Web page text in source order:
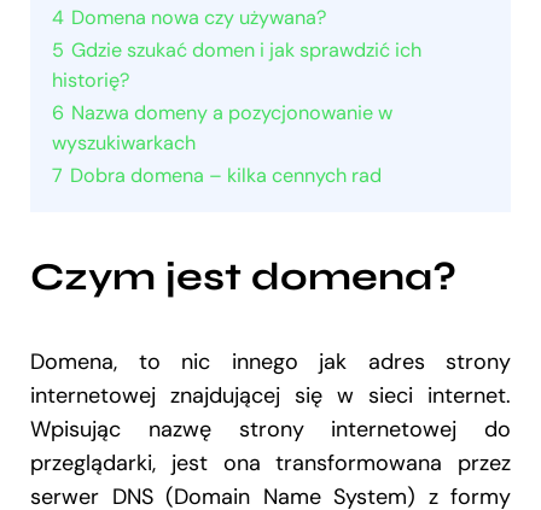
4 Domena nowa czy używana?
5 Gdzie szukać domen i jak sprawdzić ich
historię?
6 Nazwa domeny a pozycjonowanie w
wyszukiwarkach
7 Dobra domena – kilka cennych rad
Czym jest domena?
Domena, to nic innego jak adres strony
internetowej znajdującej się w sieci internet.
Wpisując nazwę strony internetowej do
przeglądarki, jest ona transformowana przez
serwer DNS (Domain Name System) z formy